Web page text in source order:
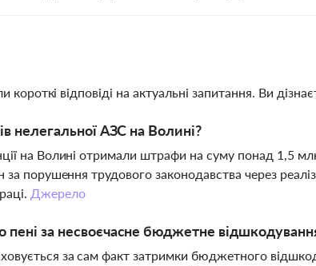
відповіді на актуальні запитання. Ви
нелегальної АЗС на Волині?
на Волині отримали штрафи на суму понад 1,5
порушення трудового законодавства через
Джерело
за несвоєчасне бюджетне
за сам факт затримки бюджетного